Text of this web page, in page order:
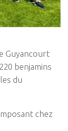
Guyancourt
benjamins
du
chez